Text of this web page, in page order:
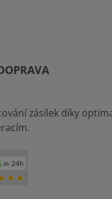
zásilek díky